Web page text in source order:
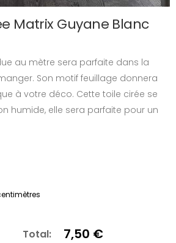
Matrix Guyane Blanc
au mètre sera parfaite dans la
Son motif feuillage donnera
à votre déco. Cette toile cirée se
humide, elle sera parfaite pour un
Total: 7,50 €